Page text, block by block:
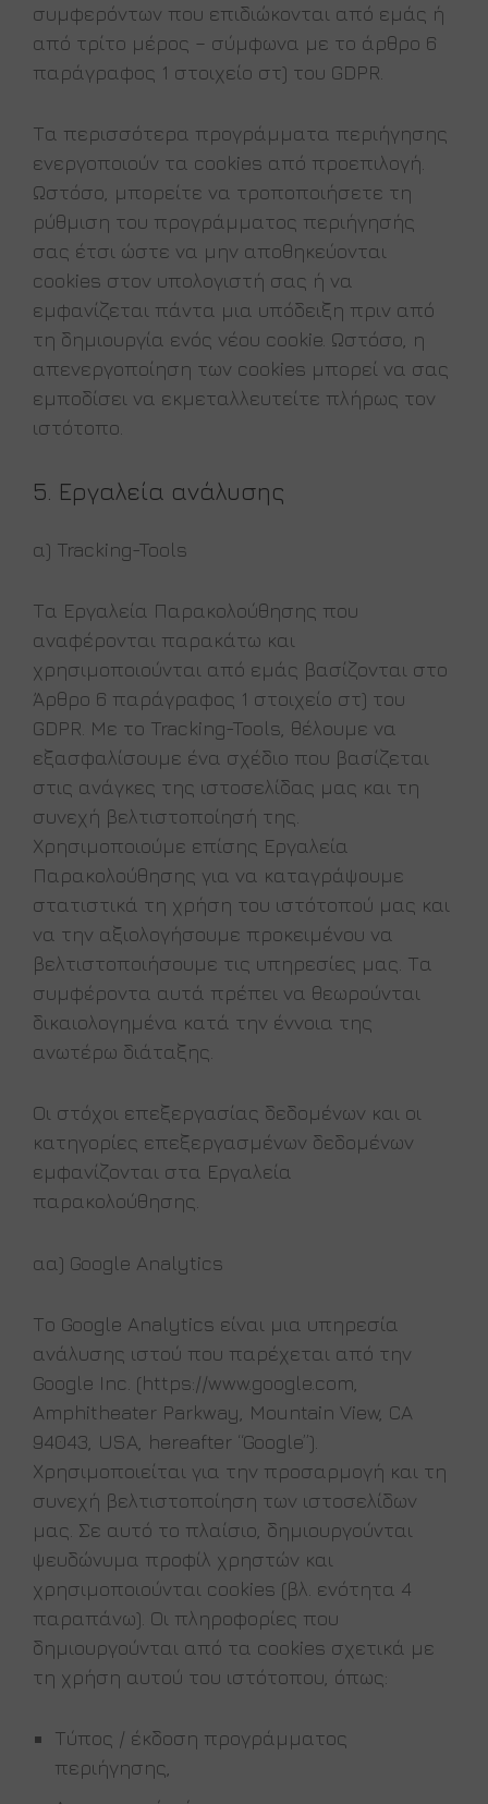
συμφερόντων που επιδιώκονται από εμάς ή
από τρίτο μέρος – σύμφωνα με το άρθρο 6
παράγραφος 1 στοιχείο στ) του GDPR.
Τα περισσότερα προγράμματα περιήγησης
ενεργοποιούν τα cookies από προεπιλογή.
Ωστόσο, μπορείτε να τροποποιήσετε τη
ρύθμιση του προγράμματος περιήγησής
σας έτσι ώστε να μην αποθηκεύονται
cookies στον υπολογιστή σας ή να
εμφανίζεται πάντα μια υπόδειξη πριν από
τη δημιουργία ενός νέου cookie. Ωστόσο, η
απενεργοποίηση των cookies μπορεί να σας
εμποδίσει να εκμεταλλευτείτε πλήρως τον
ιστότοπο.
5. Εργαλεία ανάλυσης
α) Tracking-Tools
Τα Εργαλεία Παρακολούθησης που
αναφέρονται παρακάτω και
χρησιμοποιούνται από εμάς βασίζονται στο
Άρθρο 6 παράγραφος 1 στοιχείο στ) του
GDPR. Με το Tracking-Tools, θέλουμε να
εξασφαλίσουμε ένα σχέδιο που βασίζεται
στις ανάγκες της ιστοσελίδας μας και τη
συνεχή βελτιστοποίησή της.
Χρησιμοποιούμε επίσης Εργαλεία
Παρακολούθησης για να καταγράψουμε
στατιστικά τη χρήση του ιστότοπού μας και
να την αξιολογήσουμε προκειμένου να
βελτιστοποιήσουμε τις υπηρεσίες μας. Τα
συμφέροντα αυτά πρέπει να θεωρούνται
δικαιολογημένα κατά την έννοια της
ανωτέρω διάταξης.
Οι στόχοι επεξεργασίας δεδομένων και οι
κατηγορίες επεξεργασμένων δεδομένων
εμφανίζονται στα Εργαλεία
παρακολούθησης.
αα) Google Analytics
Το Google Analytics είναι μια υπηρεσία
ανάλυσης ιστού που παρέχεται από την
Google Inc. (https://www.google.com,
Amphitheater Parkway, Mountain View, CA
94043, USA, hereafter “Google”).
Χρησιμοποιείται για την προσαρμογή και τη
συνεχή βελτιστοποίηση των ιστοσελίδων
μας. Σε αυτό το πλαίσιο, δημιουργούνται
ψευδώνυμα προφίλ χρηστών και
χρησιμοποιούνται cookies (βλ. ενότητα 4
παραπάνω). Οι πληροφορίες που
δημιουργούνται από τα cookies σχετικά με
τη χρήση αυτού του ιστότοπου, όπως:
Τύπος / έκδοση προγράμματος
περιήγησης,